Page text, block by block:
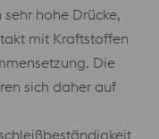
hohe Drücke,
mit Kraftstoffen
Die
sich daher auf